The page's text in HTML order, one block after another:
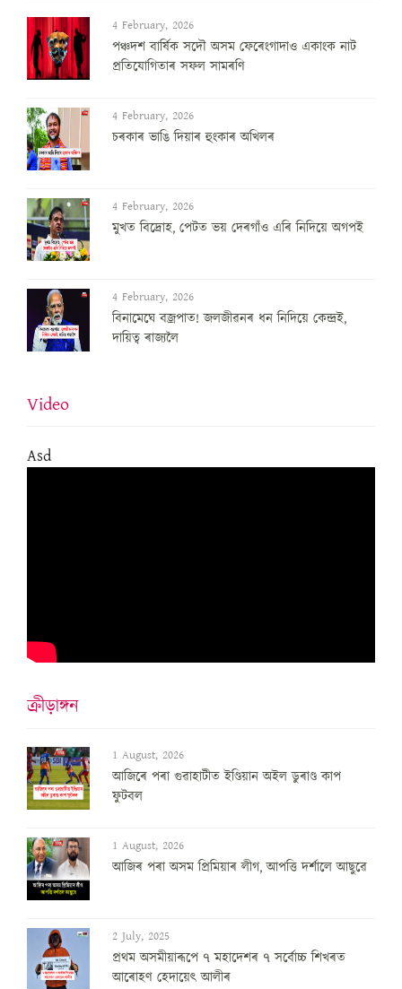
4 February, 2026
পঞ্চদশ বার্ষিক সদৌ অসম ফেৰেংগাদাও একাংক নাট
প্রতিযোগিতাৰ সফল সামৰণি
4 February, 2026
চৰকাৰ ভাঙি দিয়াৰ হুংকাৰ অখিলৰ
4 February, 2026
মুখত বিদ্ৰোহ, পেটত ভয় দেৰগাঁও এৰি নিদিয়ে অগপই
4 February, 2026
বিনামেঘে বজ্ৰপাত! জলজীৱনৰ ধন নিদিয়ে কেন্দ্ৰই,
দায়িত্ব ৰাজ্যলৈ
Video
Asd
ক্ৰীড়াঙ্গন
1 August, 2026
আজিৰে পৰা গুৱাহাটীত ইণ্ডিয়ান অইল ডুৰাণ্ড কাপ
ফুটবল
1 August, 2026
আজিৰ পৰা অসম প্ৰিমিয়াৰ লীগ, আপত্তি দৰ্শালে আছুৱে
2 July, 2025
প্ৰথম অসমীয়াৰূপে ৭ মহাদেশৰ ৭ সৰ্বোচ্চ শিখৰত
আৰোহণ হেদায়েৎ আলীৰ